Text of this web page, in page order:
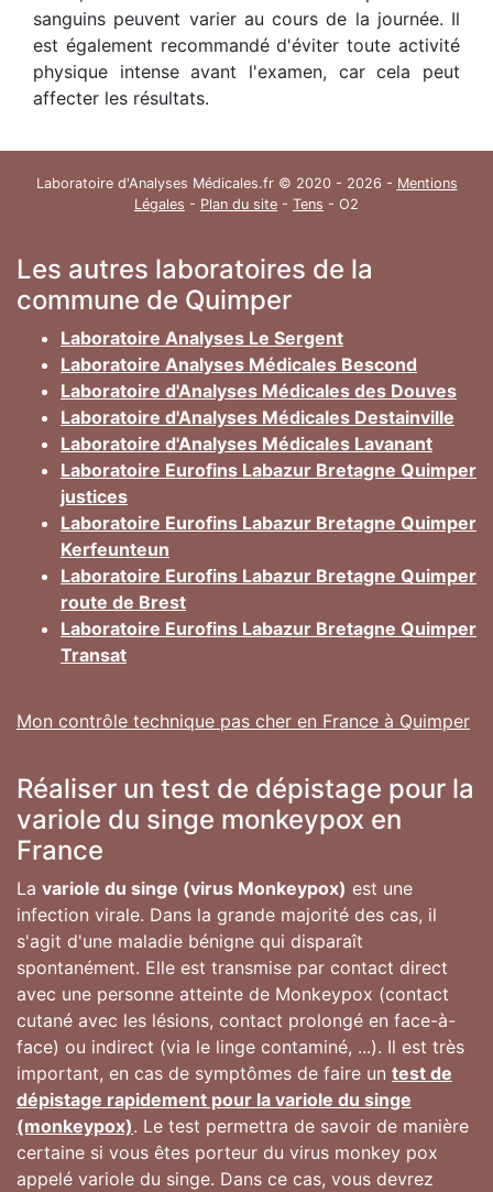
sanguins peuvent varier au cours de la journée. Il
est également recommandé d'éviter toute activité
physique intense avant l'examen, car cela peut
affecter les résultats.
Laboratoire d'Analyses Médicales.fr © 2020 - 2026 - Mentions
Légales - Plan du site - Tens - O2
Les autres laboratoires de la
commune de Quimper
Laboratoire Analyses Le Sergent
Laboratoire Analyses Médicales Bescond
Laboratoire d'Analyses Médicales des Douves
Laboratoire d'Analyses Médicales Destainville
Laboratoire d'Analyses Médicales Lavanant
Laboratoire Eurofins Labazur Bretagne Quimper
justices
Laboratoire Eurofins Labazur Bretagne Quimper
Kerfeunteun
Laboratoire Eurofins Labazur Bretagne Quimper
route de Brest
Laboratoire Eurofins Labazur Bretagne Quimper
Transat
Mon contrôle technique pas cher en France à Quimper
Réaliser un test de dépistage pour la
variole du singe monkeypox en
France
La variole du singe (virus Monkeypox) est une
infection virale. Dans la grande majorité des cas, il
s'agit d'une maladie bénigne qui disparaît
spontanément. Elle est transmise par contact direct
avec une personne atteinte de Monkeypox (contact
cutané avec les lésions, contact prolongé en face-à-
face) ou indirect (via le linge contaminé, ...). Il est très
important, en cas de symptômes de faire un test de
dépistage rapidement pour la variole du singe
(monkeypox). Le test permettra de savoir de manière
certaine si vous êtes porteur du virus monkey pox
appelé variole du singe. Dans ce cas, vous devrez